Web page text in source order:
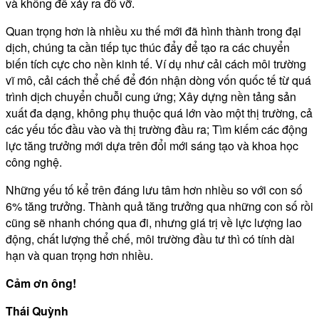
Quan trọng hơn là nhiều xu thế mới đã hình thành trong đại
dịch, chúng ta cần tiếp tục thúc đẩy để tạo ra các chuyển
biến tích cực cho nền kinh tế. Ví dụ như cải cách môi trường
vĩ mô, cải cách thể chế để đón nhận dòng vốn quốc tế từ quá
trình dịch chuyển chuỗi cung ứng; Xây dựng nền tảng sản
xuất đa dạng, không phụ thuộc quá lớn vào một thị trường, cả
các yếu tốc đầu vào và thị trường đầu ra; Tìm kiếm các động
lực tăng trưởng mới dựa trên đổi mới sáng tạo và khoa học
công nghệ.
Những yếu tố kể trên đáng lưu tâm hơn nhiều so với con số
6% tăng trưởng. Thành quả tăng trưởng qua những con số rồi
cũng sẽ nhanh chóng qua đi, nhưng giá trị về lực lượng lao
động, chất lượng thể chế, môi trường đầu tư thì có tính dài
hạn và quan trọng hơn nhiều.
Cảm ơn ông!
Thái Quỳnh